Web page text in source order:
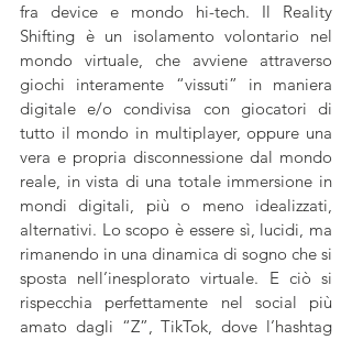
fra device e mondo hi-tech. Il Reality
Shifting è un isolamento volontario nel
mondo virtuale, che avviene attraverso
giochi interamente “vissuti” in maniera
digitale e/o condivisa con giocatori di
tutto il mondo in multiplayer, oppure una
vera e propria disconnessione dal mondo
reale, in vista di una totale immersione in
mondi digitali, più o meno idealizzati,
alternativi. Lo scopo è essere sì, lucidi, ma
rimanendo in una dinamica di sogno che si
sposta nell’inesplorato virtuale. E ciò si
rispecchia perfettamente nel social più
amato dagli “Z”, TikTok, dove l’hashtag